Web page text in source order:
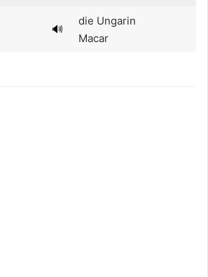
🔊
die Ungarin
Macar